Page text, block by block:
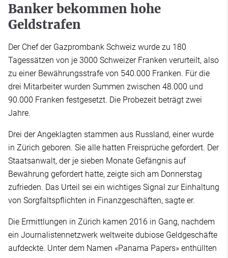
Banker bekommen hohe
Geldstrafen
Der Chef der Gazprombank Schweiz wurde zu 180
Tagessätzen von je 3000 Schweizer Franken verurteilt, also
zu einer Bewährungsstrafe von 540.000 Franken. Für die
drei Mitarbeiter wurden Summen zwischen 48.000 und
90.000 Franken festgesetzt. Die Probezeit beträgt zwei
Jahre.
Drei der Angeklagten stammen aus Russland, einer wurde
in Zürich geboren. Sie alle hatten Freisprüche gefordert. Der
Staatsanwalt, der je sieben Monate Gefängnis auf
Bewährung gefordert hatte, zeigte sich am Donnerstag
zufrieden. Das Urteil sei ein wichtiges Signal zur Einhaltung
von Sorgfaltspflichten in Finanzgeschäften, sagte er.
Die Ermittlungen in Zürich kamen 2016 in Gang, nachdem
ein Journalistennetzwerk weltweite dubiose Geldgeschäfte
aufdeckte. Unter dem Namen «Panama Papers» enthüllten